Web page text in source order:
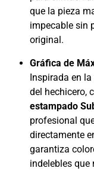
que la pieza
impecable sin
original.
Gráfica de
Inspirada en
del hechicero,
estampado
profesional
directamente
garantiza
indelebles que